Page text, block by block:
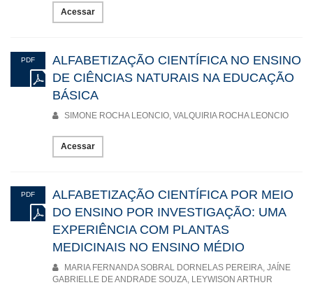
Acessar
PDF
ALFABETIZAÇÃO CIENTÍFICA NO ENSINO
DE CIÊNCIAS NATURAIS NA EDUCAÇÃO
BÁSICA
SIMONE ROCHA LEONCIO, VALQUIRIA ROCHA LEONCIO
Acessar
PDF
ALFABETIZAÇÃO CIENTÍFICA POR MEIO
DO ENSINO POR INVESTIGAÇÃO: UMA
EXPERIÊNCIA COM PLANTAS
MEDICINAIS NO ENSINO MÉDIO
MARIA FERNANDA SOBRAL DORNELAS PEREIRA, JAÍNE
GABRIELLE DE ANDRADE SOUZA, LEYWISON ARTHUR